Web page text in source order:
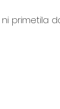
primetila